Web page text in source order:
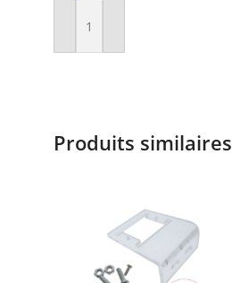
Ajouter Au Panier
Produits similaires